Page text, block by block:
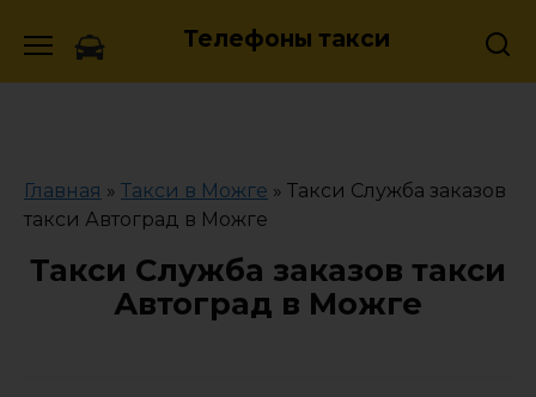
Телефоны такси
Главная » Такси в Можге » Такси Служба заказов
такси Автоград в Можге
Такси Служба заказов такси
Автоград в Можге